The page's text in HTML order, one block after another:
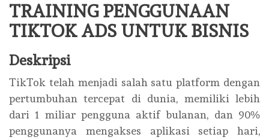
TRAINING PENGGUNAAN
TIKTOK ADS UNTUK BISNIS
Deskripsi
TikTok telah menjadi salah satu platform dengan
pertumbuhan tercepat di dunia, memiliki lebih
dari 1 miliar pengguna aktif bulanan, dan 90%
penggunanya mengakses aplikasi setiap hari,